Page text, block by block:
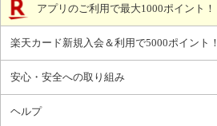
アプリのご利用で最大1000ポイント！
楽天カード新規入会＆利用で5000ポイント！
安心・安全への取り組み
ヘルプ